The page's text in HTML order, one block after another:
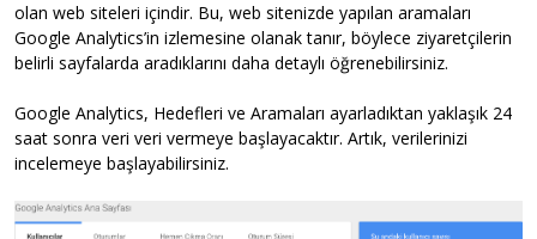
olan web siteleri içindir. Bu, web sitenizde yapılan aramaları
Google Analytics’in izlemesine olanak tanır, böylece ziyaretçilerin
belirli sayfalarda aradıklarını daha detaylı öğrenebilirsiniz.
Google Analytics, Hedefleri ve Aramaları ayarladıktan yaklaşık 24
saat sonra veri veri vermeye başlayacaktır. Artık, verilerinizi
incelemeye başlayabilirsiniz.